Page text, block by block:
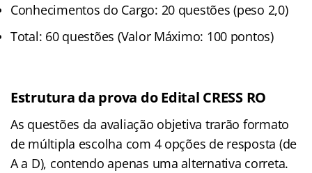
Conhecimentos do Cargo: 20 questões (peso 2,0)
Total: 60 questões (Valor Máximo: 100 pontos)
Estrutura da prova do Edital CRESS RO
As questões da avaliação objetiva trarão formato
de múltipla escolha com 4 opções de resposta (de
A a D), contendo apenas uma alternativa correta.